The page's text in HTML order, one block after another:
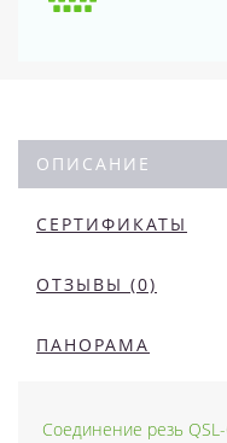
ОПИСАНИЕ
СЕРТИФИКАТЫ
ОТЗЫВЫ (0)
ПАНОРАМА
Соединение резь